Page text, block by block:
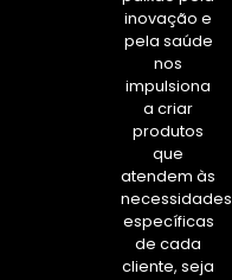
inovação e
pela saúde
nos
impulsiona
a criar
produtos
que
atendem às
necessidades
específicas
de cada
cliente, seja